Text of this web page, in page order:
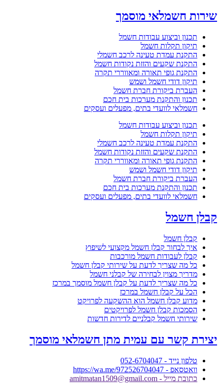
שירות חשמלאי מוסמך
תכנון וביצוע עבודות חשמל
תיקון תקלות חשמל
התקנת עמדת טעינה לרכב חשמלי
התקנת שקעים והזזת נקודות חשמל
התקנת גופי תאורה ומאווררי תקרה
תיקון דודי חשמל ושמש
העברת ביקורת חברת חשמל
תכנון והתקנת מערכות בית חכם
חשמלאי לוועדי בתים, מפעלים ועסקים
תכנון וביצוע עבודות חשמל
תיקון תקלות חשמל
התקנת עמדת טעינה לרכב חשמלי
התקנת שקעים והזזת נקודות חשמל
התקנת גופי תאורה ומאווררי תקרה
תיקון דודי חשמל ושמש
העברת ביקורת חברת חשמל
תכנון והתקנת מערכות בית חכם
חשמלאי לוועדי בתים, מפעלים ועסקים
קבלן חשמל
קבלן חשמל
איך לבחור קבלן חשמל מקצועי לשיפוץ
קבלן לעבודות חשמל מורכבות
כל מה שצריך לדעת על שירותי קבלן חשמל
מדריך מצוין לבחירה של קבלני חשמל
כל מה שצריך לדעת על קבלן חשמל מוסמך במרכז
הכל על קבלן חשמל במרכז
מדוע קבלן חשמל הוא ההשקעה לפרויקט
הסמכות קבלן חשמל לפרויקטים
שירותי חשמל קבלניים לדירות חדשות
יצירת קשר עם עמית מתן חשמלאי מוסמך
טלפון נייד - 052-6704047
וואטסאפ - https://wa.me/972526704047
כתובת מייל - amitmatan1509@gmail.com